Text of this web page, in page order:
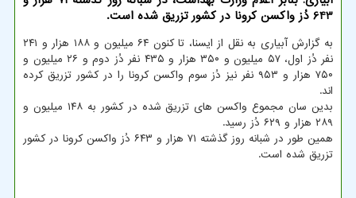
643 دُز واکسن کرونا در کشور تزریق شده است.
به گزارش آبیاری به نقل از ایسنا، تا کنون ۶۴ میلیون و ۱۸۸ هزار و ۲۴۱
نفر دُز اول، ۵۷ میلیون و ۳۵۰ هزار و ۴۳۵ نفر دُز دوم و ۲۶ میلیون و
۷۵۰ هزار و ۹۵۳ نفر نیز دُز سوم واکسن کرونا را در کشور تزریق کرده
اند.
بدین سان مجموع واکسن های تزریق شده در کشور به ۱۴۸ میلیون و
۲۸۹ هزار و ۶۲۹ دُز رسید.
همین طور در شبانه روز گذشته ۷۱ هزار و ۶۴۳ دُز واکسن کرونا در کشور
تزریق شده است.